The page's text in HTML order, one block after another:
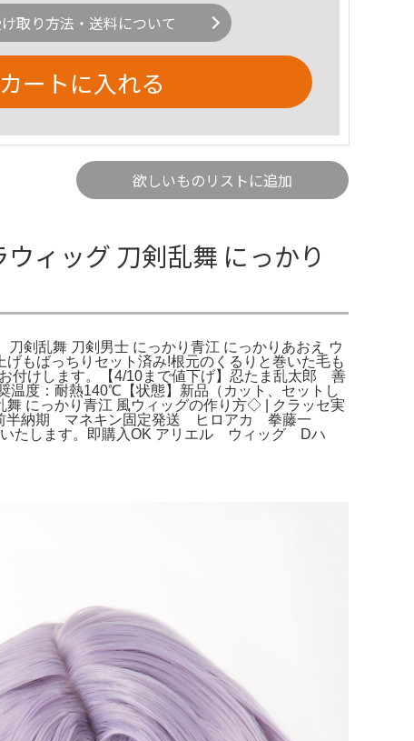
取り方法・送料について
カートに入れる
欲しいものリストに追加
ィッグ 刀剣乱舞 にっかり
剣乱舞 刀剣男士 にっかり青江 にっかりあおえ ウ
もばっちりセット済み!根元のくるりと巻いた毛も
付けします。【4/10まで値下げ】忍たま乱太郎 善
度：耐熱140℃【状態】新品（カット、セットし
にっかり青江 風ウィッグの作り方◇ | クラッセ実
前半納期 マネキン固定発送 ヒロアカ 拳藤一
いたします。即購入OK アリエル ウィッグ Dハ